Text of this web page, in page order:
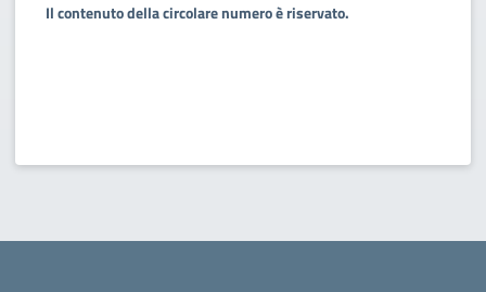
Il contenuto della circolare numero è riservato.